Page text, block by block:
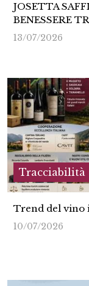
JOSETTA
BENESSERE
13/07/2026
Tracciabilità
Trend del vino
10/07/2026